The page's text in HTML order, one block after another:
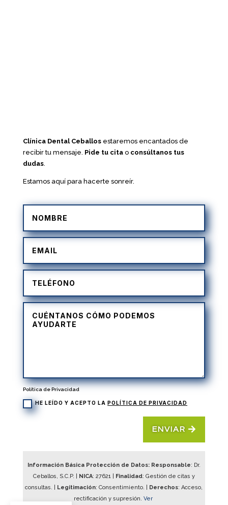
Clínica Dental Ceballosestaremos encantados de
recibir tu mensaje. Pide tu citao consúltanos tus
dudas.
Estamos aquí para hacerte sonreír.
Política de Privacidad
HE LEÍDO Y ACEPTO LA POLÍTICA DE PRIVACIDAD
ENVIAR
Información Básica Protección de Datos: Responsable: Dr.
Ceballos, S.C.P. |
NICA: 27621| Finalidad: Gestión de citas y
consultas. |
Legitimación: Consentimiento. | Derechos: Acceso,
rectificación y supresión. Ver